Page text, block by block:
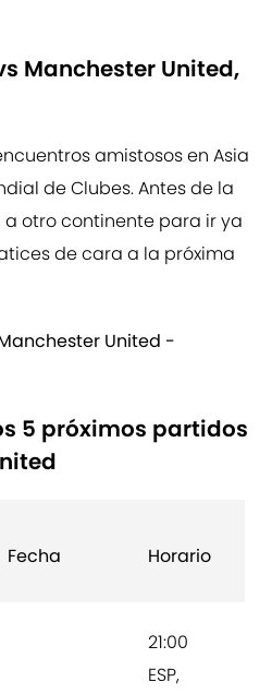
Manchester United,
amistosos en Asia
de Clubes. Antes de la
otro continente para ir ya
de cara a la próxima
United -
5 próximos partidos
Fecha Horario
21:00
ESP,